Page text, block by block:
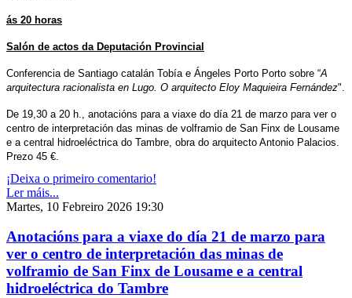
ás 20 horas
Salón de actos da Deputación Provincial
Conferencia de Santiago catalán Tobía e Ángeles Porto Porto sobre “A
arquitectura racionalista en Lugo. O arquitecto Eloy Maquieira Fernández".
De 19,30 a 20 h., anotacións para a viaxe do día 21 de marzo para ver o
centro de interpretación das minas de volframio de San Finx de Lousame
e a central hidroeléctrica do Tambre, obra do arquitecto Antonio Palacios.
Prezo 45 €.
¡Deixa o primeiro comentario!
Ler máis...
Martes, 10 Febreiro 2026 19:30
Anotacións para a viaxe do día 21 de marzo para
ver o centro de interpretación das minas de
volframio de San Finx de Lousame e a central
hidroeléctrica do Tambre